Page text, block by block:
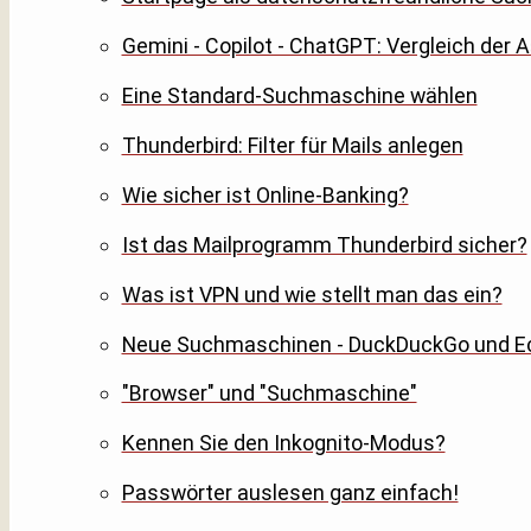
Gemini - Copilot - ChatGPT: Vergleich der
Eine Standard-Suchmaschine wählen
Thunderbird: Filter für Mails anlegen
Wie sicher ist Online-Banking?
Ist das Mailprogramm Thunderbird sicher?
Was ist VPN und wie stellt man das ein?
Neue Suchmaschinen - DuckDuckGo und
"Browser" und "Suchmaschine"
Kennen Sie den Inkognito-Modus?
Passwörter auslesen ganz einfach!